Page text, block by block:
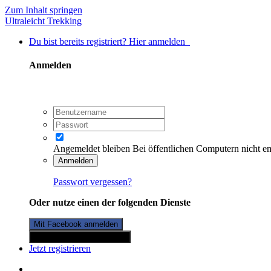
Zum Inhalt springen
Ultraleicht Trekking
Du bist bereits registriert? Hier anmelden
Anmelden
Angemeldet bleiben Bei öffentlichen Computern nicht
Anmelden
Passwort vergessen?
Oder nutze einen der folgenden Dienste
Mit Facebook anmelden
Jetzt registrieren